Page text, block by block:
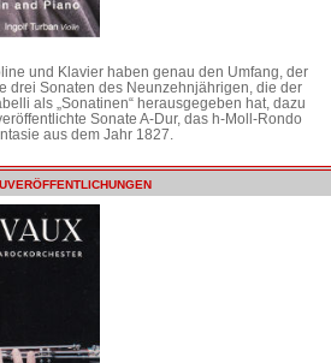
und Klavier haben genau den Umfang, der
drei Sonaten des Neunzehnjährigen, die der
als „Sonatinen“ herausgegeben hat, dazu
Sonate A-Dur, das h-Moll-Rondo
aus dem Jahr 1827.